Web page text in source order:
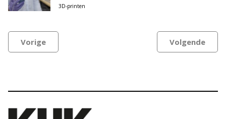
3D-printen
Vorige Volgende